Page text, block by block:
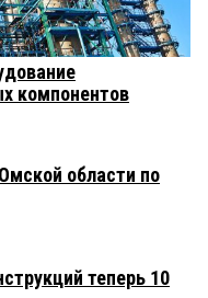
компонентов
области по
теперь 10